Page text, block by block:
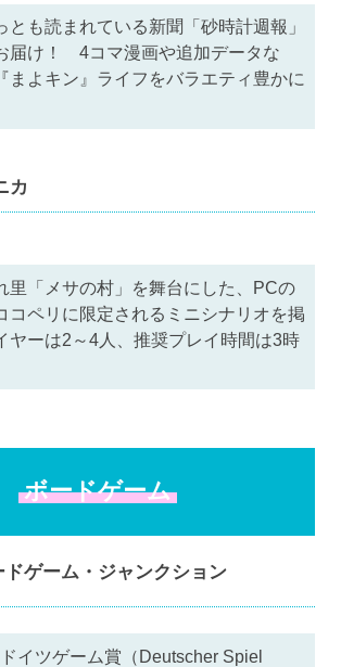
とも読まれている新聞「砂時計週報」
届け！ 4コマ漫画や追加データな
まよキン』ライフをバラエティ豊かに
カ
里「メサの村」を舞台にした、PCの
コペリに限定されるミニシナリオを掲
ヤーは2～4人、推奨プレイ時間は3時
ボードゲーム
ドゲーム・ジャンクション
イツゲーム賞（Deutscher Spiel